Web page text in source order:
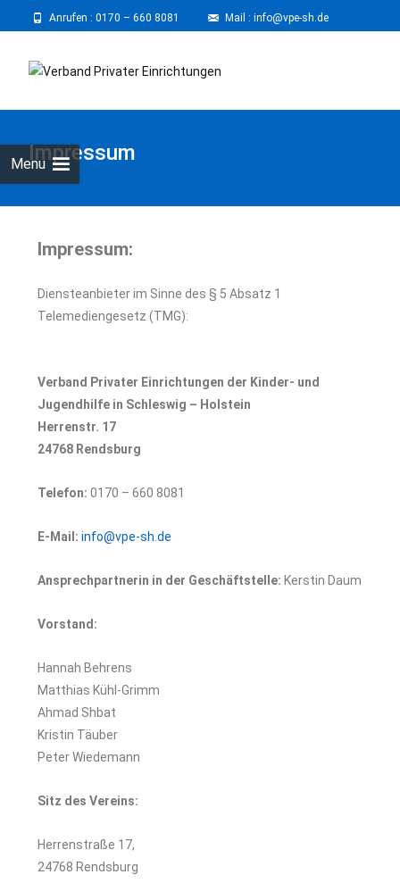
Anrufen : 0170 – 660 8081 Mail : info@vpe-sh.de
MenuImpressum
Impressum:
Diensteanbieter im Sinne des § 5 Absatz 1
Telemediengesetz (TMG):
Verband Privater Einrichtungen der Kinder- und
Jugendhilfe in Schleswig – Holstein
Herrenstr. 17
24768 Rendsburg
Telefon: 0170 – 660 8081
E-Mail: info@vpe-sh.de
Ansprechpartnerin in der Geschäftstelle: Kerstin Daum
Vorstand:
Hannah Behrens
Matthias Kühl-Grimm
Ahmad Shbat
Kristin Täuber
Peter Wiedemann
Sitz des Vereins:
Herrenstraße 17,
24768 Rendsburg